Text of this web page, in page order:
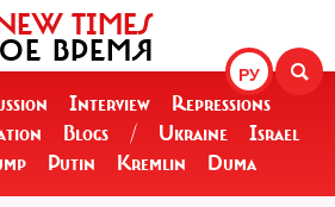
РУ
TIMES
ВРЕМЯ
Interview
Repressions
Blogs / Ukraine
Israel
Putin Kremlin Duma